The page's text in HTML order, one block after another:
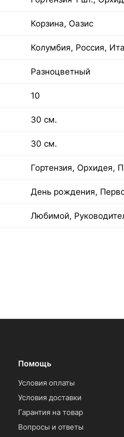
Корзина, Оазис
Колумбия, Россия,
Разноцветный
10
30 см.
30 см.
Гортензия, Орхидея,
День рождения,
Любимой,
Помощь
Условия оплаты
Условия доставки
Гарантия на товар
Вопросы и ответы